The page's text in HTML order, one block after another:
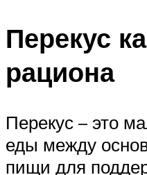
Перекус
рациона
Перекус – это
еды между
пищи для